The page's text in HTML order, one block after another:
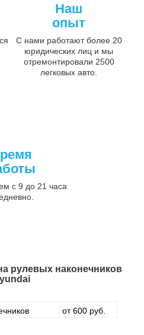
Наш
опыт
С нами работают более 20
юридических лиц и мы
отремонтировали 2500
легковых авто.
с 9 до 21 часа
рулевых наконечников
от 600 руб.